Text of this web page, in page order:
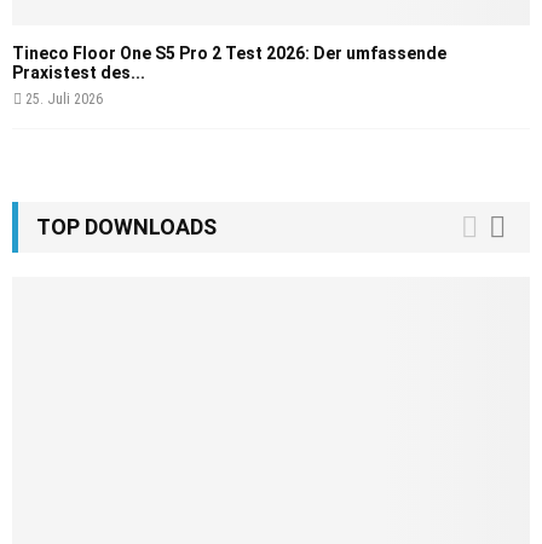
Tineco Floor One S5 Pro 2 Test 2026: Der umfassende
Praxistest des...
25. Juli 2026
TOP DOWNLOADS